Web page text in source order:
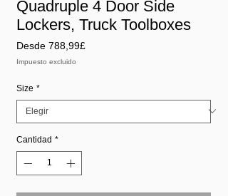
Quadruple 4 Door Side
Lockers, Truck Toolboxes
Desde 788,99£
Impuesto excluido
Size *
Cantidad *